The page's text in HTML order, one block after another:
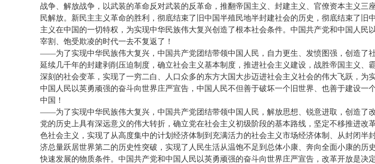
战争、解放战争，以武装的革命反对武装的反革命，推翻帝国主义、封建主义、官僚资本主义三
民解放。新民主主义革命的胜利，彻底结束了旧中国半殖民地半封建社会的历史，彻底结束了
主义在中国的一切特权，为实现中华民族伟大复兴创造了根本社会条件。中国共产党和中国人民
宰割、饱受欺凌的时代一去不复返了！
——为了实现中华民族伟大复兴，中国共产党团结带领中国人民，自力更生、发愤图强，创造了
延续几千年的封建剥削压迫制度，确立社会主义基本制度，推进社会主义建设，战胜帝国主义
深刻的社会变革，实现了一穷二白、人口众多的东方大国大步迈进社会主义社会的伟大飞跃，
中国人民以英勇顽强的奋斗向世界庄严宣告，中国人民不但善于破坏一个旧世界、也善于建设
中国！
——为了实现中华民族伟大复兴，中国共产党团结带领中国人民，解放思想、锐意进取，创造了
党的历史上具有深远意义的伟大转折，确立党在社会主义初级阶段的基本路线，坚定不移推进
色社会主义，实现了从高度集中的计划经济体制到充满活力的社会主义市场经济体制、从封闭
济总量跃居世界第二的历史性突破，实现了人民生活从温饱不足到总体小康、奔向全面小康的
快速发展的物质条件。中国共产党和中国人民以英勇顽强的奋斗向世界庄严宣告，改革开放是决